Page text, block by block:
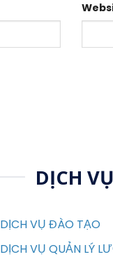
DỊCH VỤ
DỊCH VỤ ĐÀO TẠO
DỊCH VỤ QUẢN LÝ